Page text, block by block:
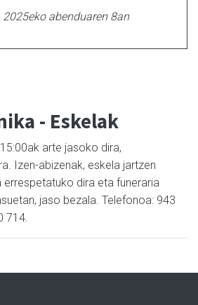
2025eko abenduaren 8an
- Eskelak
arte jasoko dira,
Izen-abizenak, eskela jartzen
errespetatuko dira eta funeraria
jaso bezala. Telefonoa: 943
714.